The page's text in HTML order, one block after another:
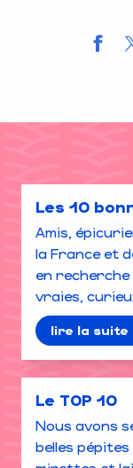
Les 10
Amis,
la France et
en
vraies,
lire la suite
Le TOP 10
Nous avons
belles pépites